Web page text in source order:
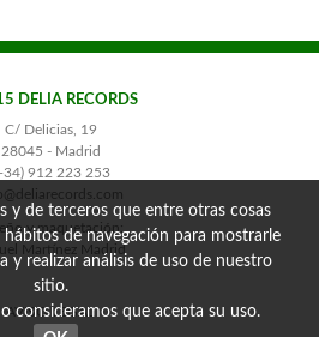
DELIA RECORDS
C/ Delicias, 19
28045 - Madrid
912 223 253
y maquetación:
Martínez Madrid
AVISO LEGAL
y de terceros que entre otras cosas
de navegación para mostrarle
y realizar análisis de uso de nuestro
sitio.
consideramos que acepta su uso.